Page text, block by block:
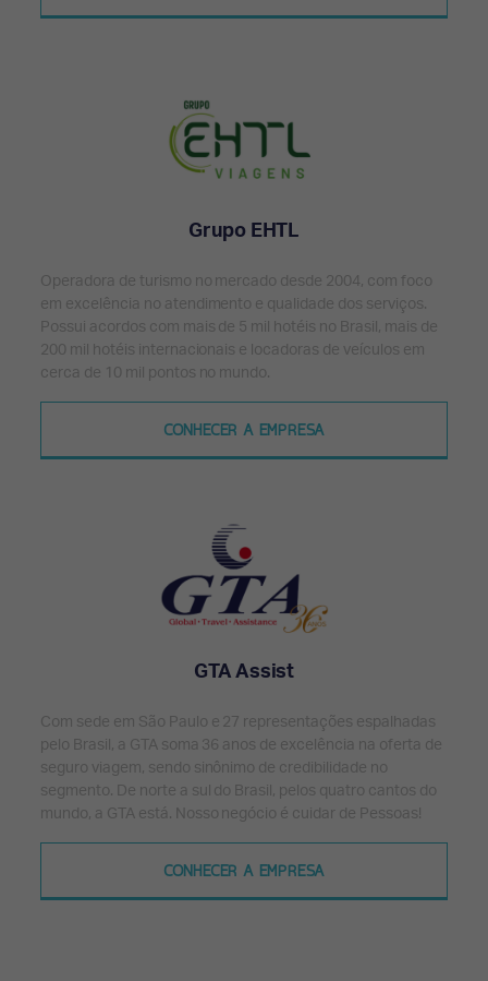
Grupo EHTL
Operadora de turismo no mercado desde 2004, com foco
em excelência no atendimento e qualidade dos serviços.
Possui acordos com mais de 5 mil hotéis no Brasil, mais de
200 mil hotéis internacionais e locadoras de veículos em
cerca de 10 mil pontos no mundo.
CONHECER A EMPRESA
GTA Assist
Com sede em São Paulo e 27 representações espalhadas
pelo Brasil, a GTA soma 36 anos de excelência na oferta de
seguro viagem, sendo sinônimo de credibilidade no
segmento. De norte a sul do Brasil, pelos quatro cantos do
mundo, a GTA está. Nosso negócio é cuidar de Pessoas!
CONHECER A EMPRESA